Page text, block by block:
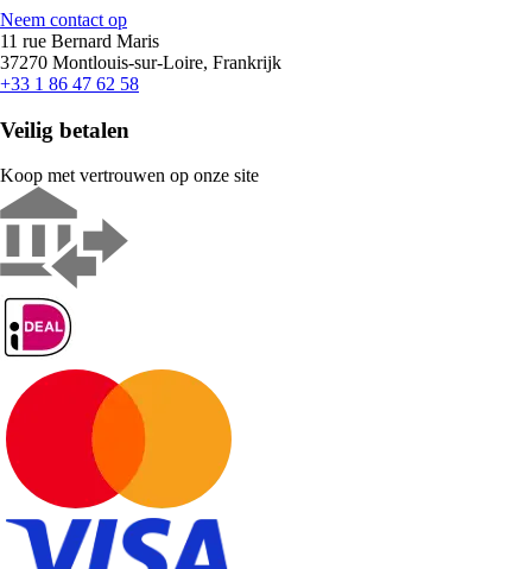
Neem contact op
11 rue Bernard Maris
37270 Montlouis-sur-Loire, Frankrijk
+33 1 86 47 62 58
Veilig betalen
Koop met vertrouwen op onze site